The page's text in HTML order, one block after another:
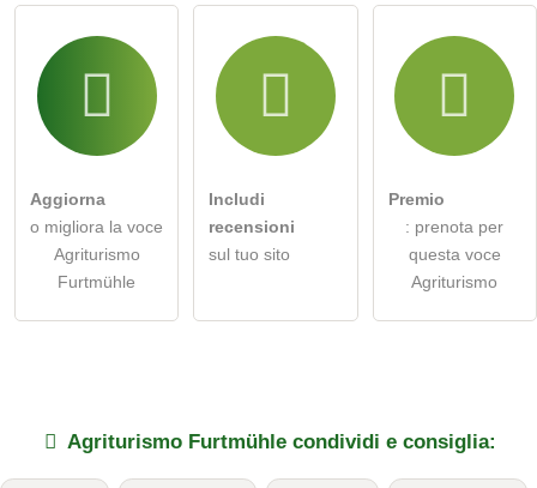
Aggiorna
o migliora la voce
Agriturismo
Furtmühle
Includi
recensioni
sul tuo sito
Premio
: prenota per
questa voce
Agriturismo
Agriturismo Furtmühle condividi e consiglia: